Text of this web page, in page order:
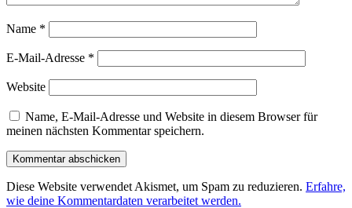
Name *
E-Mail-Adresse *
Website
Name, E-Mail-Adresse und Website in diesem Browser für
meinen nächsten Kommentar speichern.
Diese Website verwendet Akismet, um Spam zu reduzieren. Erfahre,
wie deine Kommentardaten verarbeitet werden.